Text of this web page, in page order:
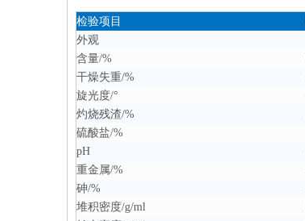
检验项目
外观
含量/%
干燥失重/%
旋光度/°
灼烧残渣/%
硫酸盐/%
pH
重金属/%
砷/%
堆积密度/g/ml